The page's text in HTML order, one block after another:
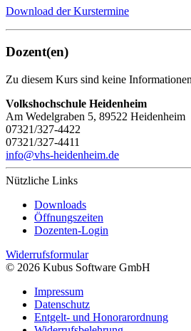
Download der Kurstermine
Dozent(en)
Zu diesem Kurs sind keine
Volkshochschule Heidenheim
Am Wedelgraben 5, 89522 Heidenheim
07321/327-4422
07321/327-4411
info@vhs-heidenheim.de
Nützliche Links
Downloads
Öffnungszeiten
Dozenten-Login
Widerrufsformular
© 2026 Kubus Software GmbH
Impressum
Datenschutz
Entgelt- und Honorarordnung